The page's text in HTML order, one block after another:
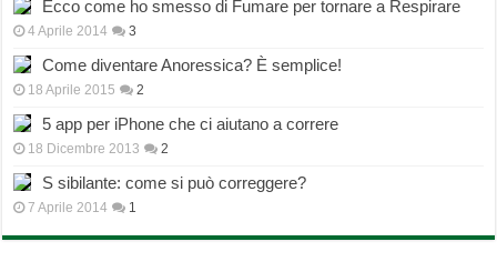
Ecco come ho smesso di Fumare per tornare a Respirare
4 Aprile 2014 3
Come diventare Anoressica? È semplice!
18 Aprile 2015 2
5 app per iPhone che ci aiutano a correre
18 Dicembre 2013 2
S sibilante: come si può correggere?
7 Aprile 2014 1